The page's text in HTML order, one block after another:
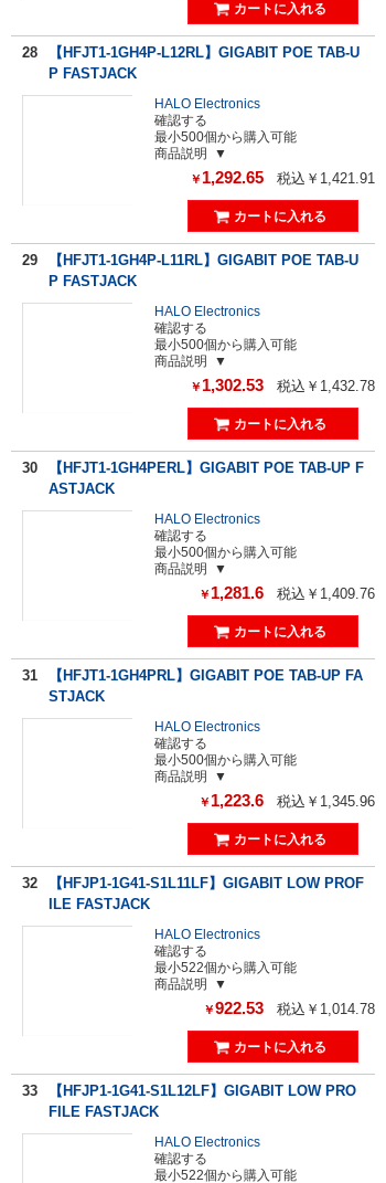
28
【HFJT1-1GH4P-L12RL】GIGABIT POE TAB-U
P FASTJACK
HALO Electronics
確認する
最小500個から購入可能
商品説明
￥ 1,292.65 税込￥1,421.91
29
【HFJT1-1GH4P-L11RL】GIGABIT POE TAB-U
P FASTJACK
HALO Electronics
確認する
最小500個から購入可能
商品説明
￥ 1,302.53 税込￥1,432.78
30
【HFJT1-1GH4PERL】GIGABIT POE TAB-UP F
ASTJACK
HALO Electronics
確認する
最小500個から購入可能
商品説明
￥ 1,281.6 税込￥1,409.76
31
【HFJT1-1GH4PRL】GIGABIT POE TAB-UP FA
STJACK
HALO Electronics
確認する
最小500個から購入可能
商品説明
￥ 1,223.6 税込￥1,345.96
32
【HFJP1-1G41-S1L11LF】GIGABIT LOW PROF
ILE FASTJACK
HALO Electronics
確認する
最小522個から購入可能
商品説明
￥922.53 税込￥1,014.78
33
【HFJP1-1G41-S1L12LF】GIGABIT LOW PRO
FILE FASTJACK
HALO Electronics
確認する
最小522個から購入可能